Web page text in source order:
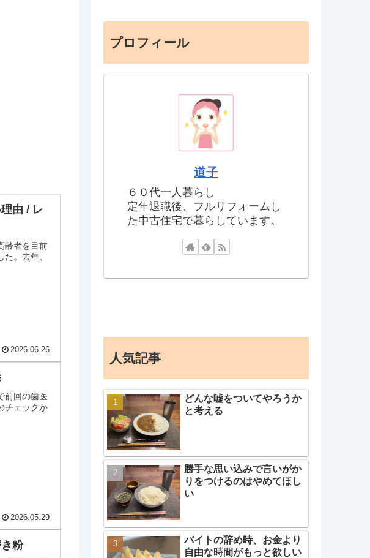
由 / レ
齢者を目前
。去年、
2026.06.26
前回の歯医
チェックか
2026.05.29
粉
プロフィール
道子
６０代一人暮らし
定年退職後、フルリフォームし
た中古住宅で暮らしています。
人気記事
どんな嘘をついてやろうか
と考える
勝手な思い込みで言いがか
りをつけるのはやめてほし
い
バイトの辞め時、お金より
自由な時間がもっと欲しい